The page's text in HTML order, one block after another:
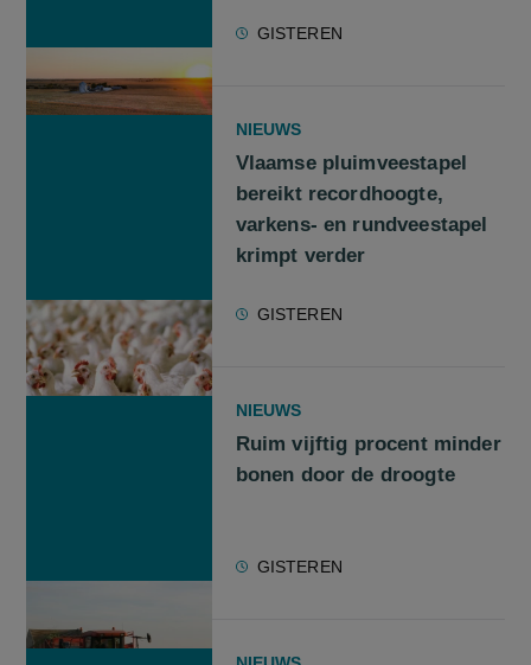
GISTEREN
NIEUWS
Vlaamse pluimveestapel
bereikt recordhoogte,
varkens- en rundveestapel
krimpt verder
GISTEREN
NIEUWS
Ruim vijftig procent minder
bonen door de droogte
GISTEREN